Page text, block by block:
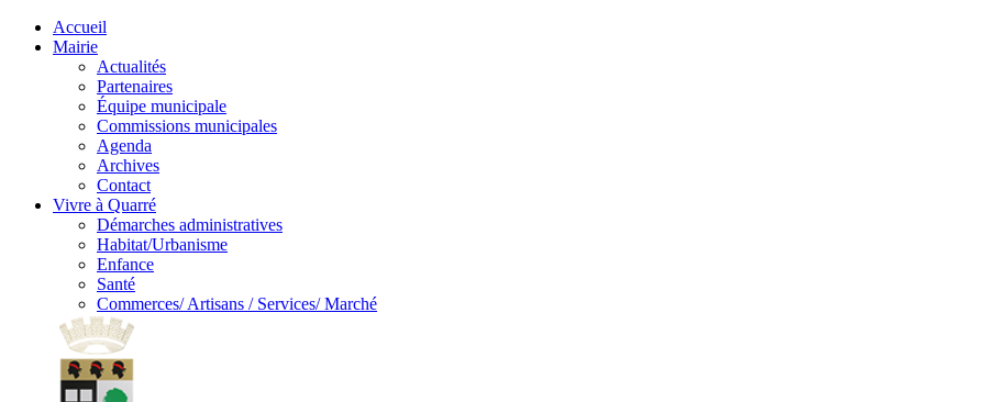
Accueil
Mairie
Actualités
Partenaires
Équipe municipale
Commissions municipales
Agenda
Archives
Contact
Vivre à Quarré
Démarches administratives
Habitat/Urbanisme
Enfance
Santé
Commerces/ Artisans / Services/ Marché